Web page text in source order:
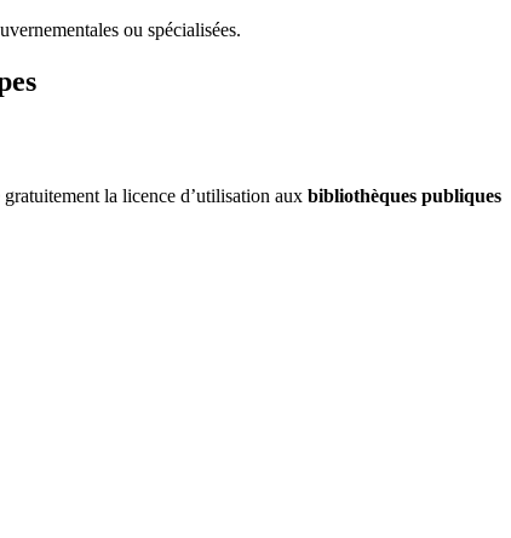
ou spécialisées.
la licence d’utilisation aux bibliothèques publiques